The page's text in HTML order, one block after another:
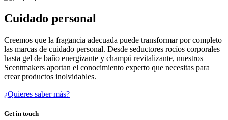
Cuidado personal
Creemos que la fragancia adecuada puede transformar por completo
las marcas de cuidado personal. Desde seductores rocíos corporales
hasta gel de baño energizante y champú revitalizante, nuestros
Scentmakers aportan el conocimiento experto que necesitas para
crear productos inolvidables.
¿Quieres saber más?
Get in touch